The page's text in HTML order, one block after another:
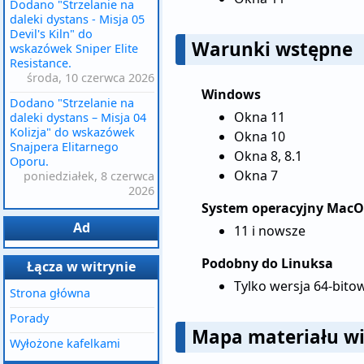
Warunki wstępne
Windows
Okna 11
Okna 10
Okna 8, 8.1
Okna 7
System operacyjny
11 i nowsze
Podobny do Linuksa
Tylko wersja 64-
Mapa materiału
Dodano "Strzelanie na
daleki dystans - Misja 05
Devil's Kiln" do
wskazówek Sniper Elite
Resistance.
środa, 10 czerwca 2026
Dodano "Strzelanie na
daleki dystans – Misja 04
Kolizja" do wskazówek
Snajpera Elitarnego
Oporu.
poniedziałek, 8 czerwca
2026
Ad
Łącza w witrynie
Strona główna
Porady
Wyłożone kafelkami